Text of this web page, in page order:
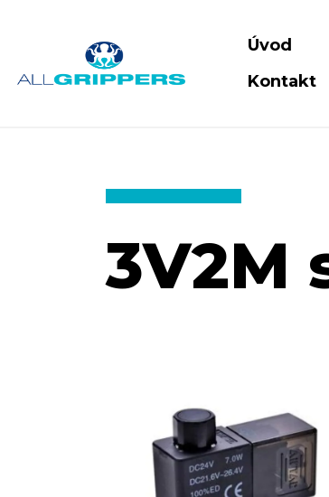
Úvod
Kontakt
3V2M